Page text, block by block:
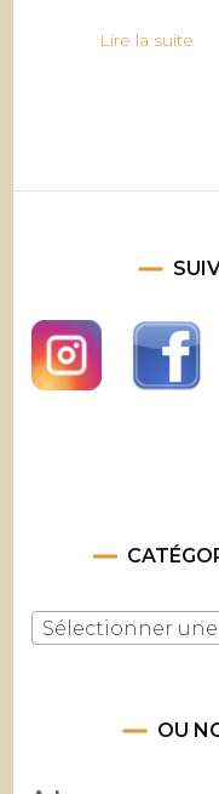
Lire la suite
Sélectionner
OU